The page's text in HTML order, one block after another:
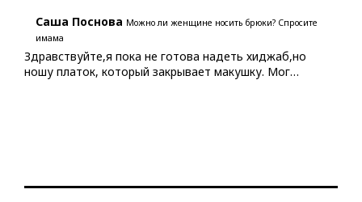
Саша Поснова Можно ли женщине носить брюки? Спросите
имама
Здравствуйте,я пока не готова надеть хиджаб,но
ношу платок, который закрывает макушку. Мог…